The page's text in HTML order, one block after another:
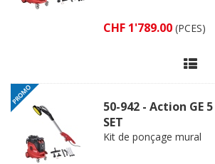
CHF 1'789.00 (PCES)
50-942 - Action GE 5
SET
Kit de ponçage mural